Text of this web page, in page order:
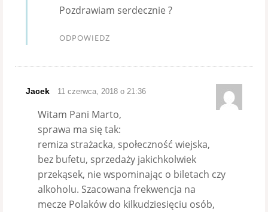
Pozdrawiam serdecznie ?
ODPOWIEDZ
Jacek 11 czerwca, 2018 o 21:36
Witam Pani Marto,
sprawa ma się tak:
remiza strażacka, społeczność wiejska,
bez bufetu, sprzedaży jakichkolwiek
przekąsek, nie wspominając o biletach czy
alkoholu. Szacowana frekwencja na
mecze Polaków do kilkudziesięciu osób,